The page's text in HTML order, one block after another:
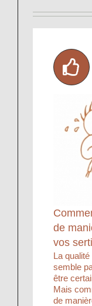
de
vos
La
semble
être
Mais
de